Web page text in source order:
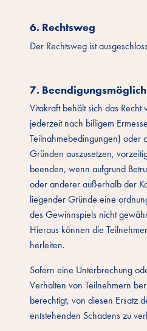
6. Rechtsweg
Der Rechtsweg ist
7.
Vitakraft behält sich das
jederzeit nach billigem
Teilnahmebedingungen) oder
Gründen auszusetzen,
beenden, wenn aufgrund
oder anderer außerhalb der
liegender Gründe eine
des Gewinnspiels nicht
Hieraus können die
herleiten.
Sofern eine Unterbrechung
Verhalten von Teilnehmern
berechtigt, von diesen Ersatz
entstehenden Schadens zu